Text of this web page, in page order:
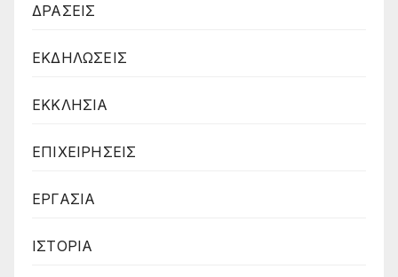
ΔΡΑΣΕΙΣ
ΕΚΔΗΛΩΣΕΙΣ
ΕΚΚΛΗΣΙΑ
ΕΠΙΧΕΙΡΗΣΕΙΣ
ΕΡΓΑΣΙΑ
ΙΣΤΟΡΙΑ